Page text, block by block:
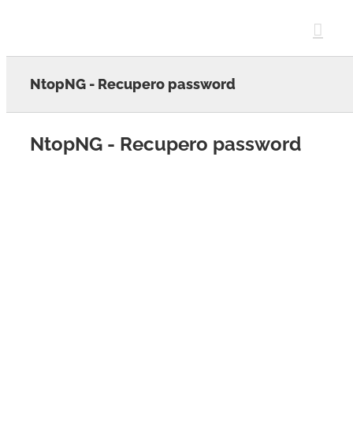
NtopNG - Recupero password
NtopNG - Recupero password